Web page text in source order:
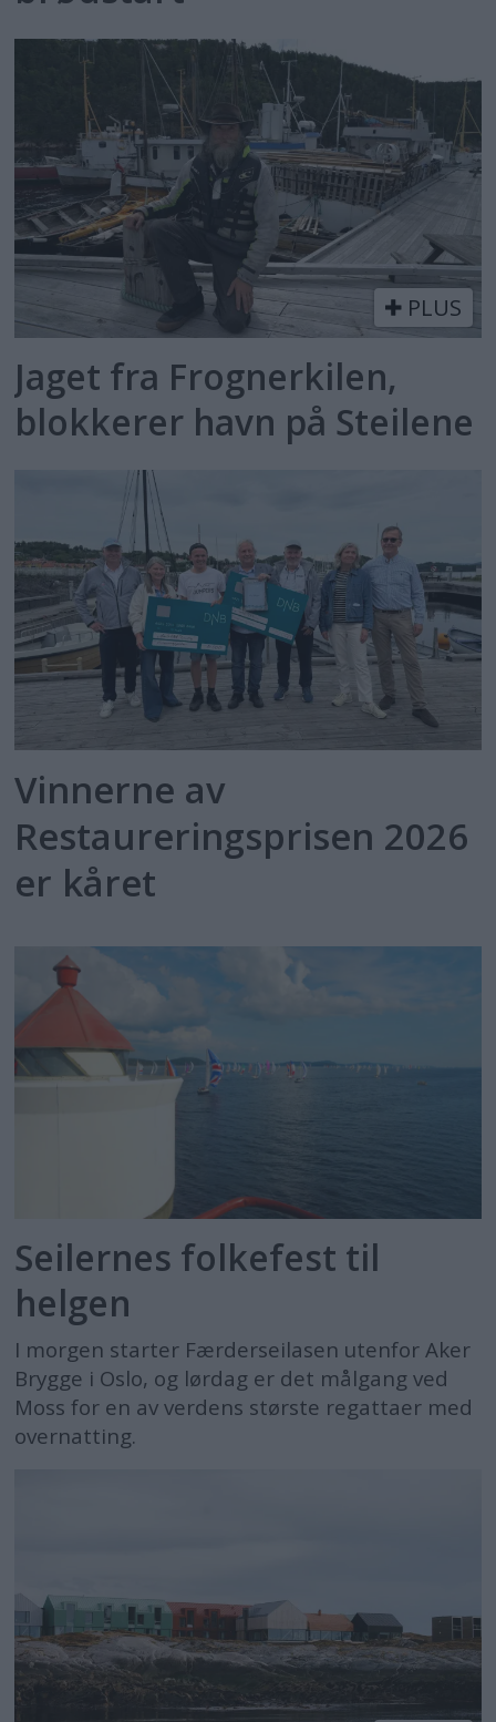
PLUS
Jaget fra Frognerkilen,
blokkerer havn på Steilene
Vinnerne av
Restaureringsprisen 2026
er kåret
Seilernes folkefest til
helgen
I morgen starter Færderseilasen utenfor Aker
Brygge i Oslo, og lørdag er det målgang ved
Moss for en av verdens største regattaer med
overnatting.